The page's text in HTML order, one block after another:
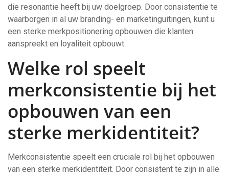
die resonantie heeft bij uw doelgroep. Door consistentie te
waarborgen in al uw branding- en marketinguitingen, kunt u
een sterke merkpositionering opbouwen die klanten
aanspreekt en loyaliteit opbouwt.
Welke rol speelt
merkconsistentie bij het
opbouwen van een
sterke merkidentiteit?
Merkconsistentie speelt een cruciale rol bij het opbouwen
van een sterke merkidentiteit. Door consistent te zijn in alle